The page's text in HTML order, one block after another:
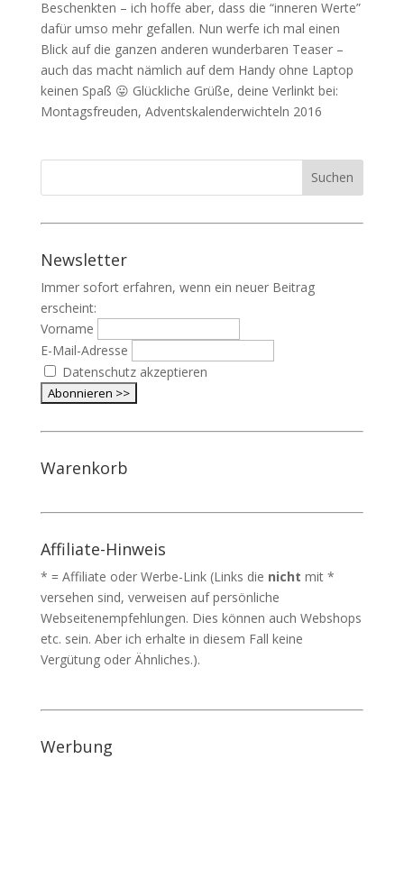
Beschenkten – ich hoffe aber, dass die “inneren Werte”
dafür umso mehr gefallen. Nun werfe ich mal einen
Blick auf die ganzen anderen wunderbaren Teaser –
auch das macht nämlich auf dem Handy ohne Laptop
keinen Spaß 😛 Glückliche Grüße, deine Verlinkt bei:
Montagsfreuden, Adventskalenderwichteln 2016
Newsletter
Immer sofort erfahren, wenn ein neuer Beitrag
erscheint:
Vorname
E-Mail-Adresse
Datenschutz akzeptieren
Warenkorb
Affiliate-Hinweis
* = Affiliate oder Werbe-Link (Links die nicht mit *
versehen sind, verweisen auf persönliche
Webseitenempfehlungen. Dies können auch Webshops
etc. sein. Aber ich erhalte in diesem Fall keine
Vergütung oder Ähnliches.).
Werbung